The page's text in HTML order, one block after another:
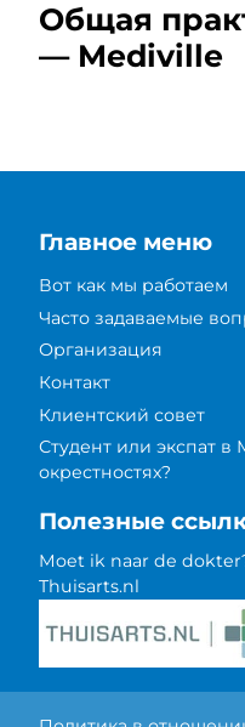
Общая
— Mediville
Главное меню
Вот как мы работаем
Часто задаваемые
Организация
Контакт
Клиентский совет
Студент или экспат в
окрестностях?
Полезные
Moet ik naar de
Thuisarts.nl